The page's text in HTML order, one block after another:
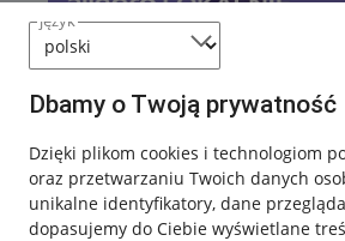
język
Dbamy o Twoją prywatność
Dzięki plikom cookies i technologiom
oraz przetwarzaniu Twoich danych
unikalne identyfikatory, dane
dopasujemy do Ciebie wyświetlane